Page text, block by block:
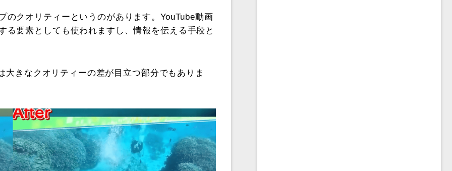
クオリティーというのがあります。YouTube動画
要素としても使われますし、情報を伝える手段と
きなクオリティーの差が目立つ部分でもありま